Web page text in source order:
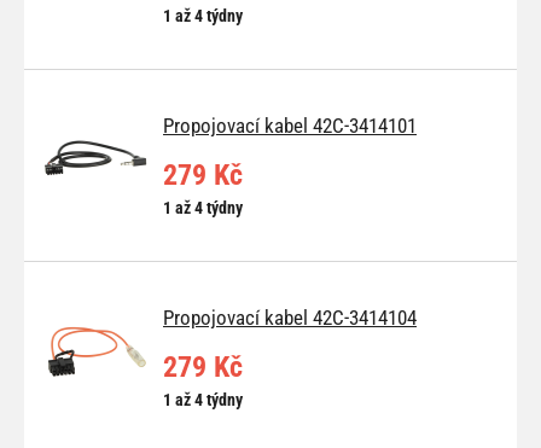
1 až 4 týdny
Propojovací kabel 42C-3414101
279 Kč
1 až 4 týdny
Propojovací kabel 42C-3414104
279 Kč
1 až 4 týdny